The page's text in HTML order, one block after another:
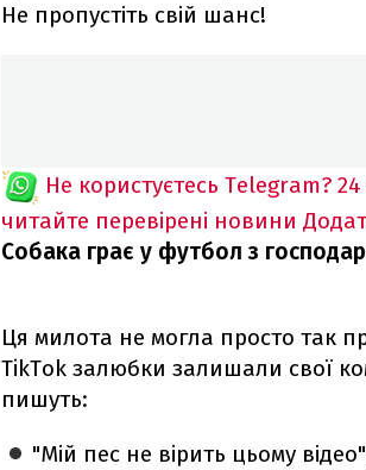
Не пропустіть свій шанс!
Не користуєтесь Telegram?
читайте перевірені новини
Собака грає у футбол з
Ця милота не могла просто так
TikTok залюбки залишали свої
пишуть:
"Мій пес не вірить цьому